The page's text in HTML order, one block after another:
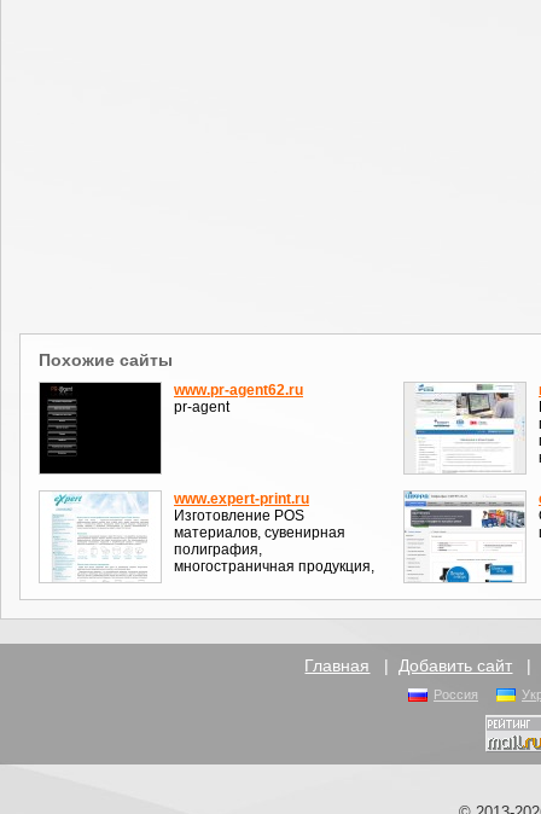
Похожие сайты
www.pr-agent62.ru
pr-agent
www.expert-print.ru
Изготовление POS
материалов, сувенирная
полиграфия,
многостраничная продукция,
Главная | Добавить сайт |
Россия